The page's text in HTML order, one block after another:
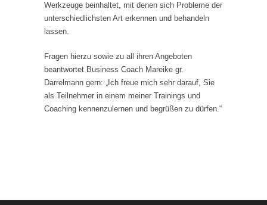
Werkzeuge beinhaltet, mit denen sich Probleme der
unterschiedlichsten Art erkennen und behandeln
lassen.
Fragen hierzu sowie zu all ihren Angeboten
beantwortet Business Coach Mareike gr.
Darrelmann gern: „Ich freue mich sehr darauf, Sie
als Teilnehmer in einem meiner Trainings und
Coaching kennenzulernen und begrüßen zu dürfen.“